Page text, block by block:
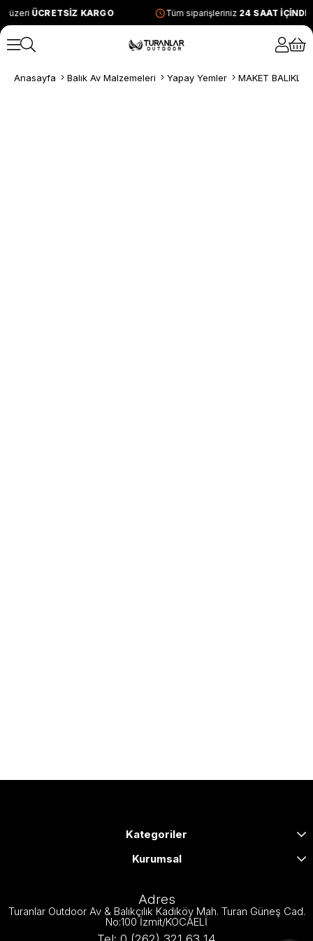
üzeriÜCRETSİZ KARGO Tüm siparişleriniz24 SAAT İÇİNDE
Anasayfa Balık Av Malzemeleri Yapay Yemler MAKET BALIKLAR
Kategoriler
Kurumsal
Adres
Turanlar Outdoor Av & Balıkçılık Kadıköy Mah. Turan Güneş Cad.
No:100 İzmit/KOCAELİ